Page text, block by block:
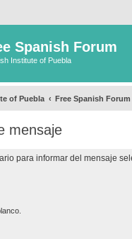
Spanish Forum
Institute of Puebla
of Puebla Free Spanish Forum
mensaje
para informar del mensaje